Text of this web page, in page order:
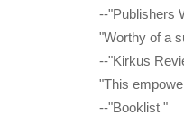
--"Publishers
"Worthy of a
--"Kirkus
"This
--"Booklist "